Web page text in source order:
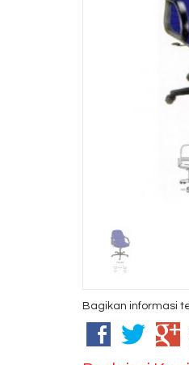
Bagikan informasi
Kursi
Ardent